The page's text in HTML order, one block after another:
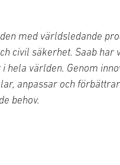
med världsledande
civil säkerhet. Saab har
hela världen. Genom
anpassar och
behov.